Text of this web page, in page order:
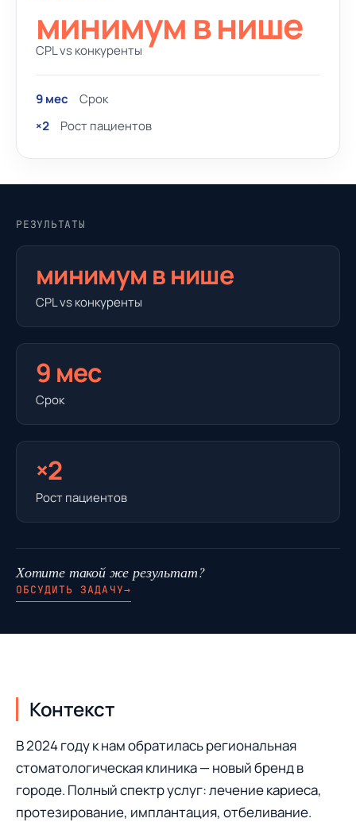
минимум в нише
CPL vs конкуренты
9 мес
Срок
×2
Рост пациентов
РЕЗУЛЬТАТЫ
минимум в нише
CPL vs конкуренты
9 мес
Срок
×2
Рост пациентов
Хотите такой же результат?
ОБСУДИТЬ ЗАДАЧУ→
Контекст
В 2024 году к нам обратилась региональная
стоматологическая клиника — новый бренд в
городе. Полный спектр услуг: лечение кариеса,
протезирование, имплантация, отбеливание.